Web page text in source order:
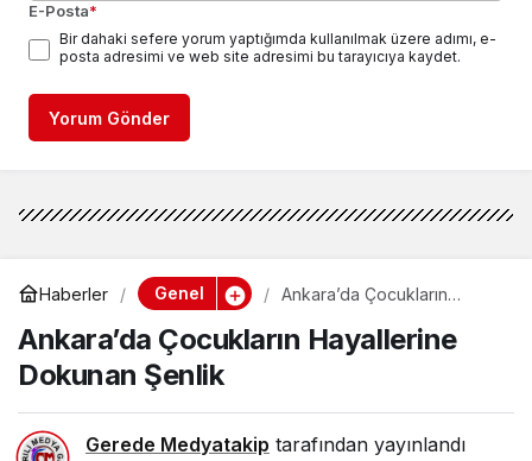
E-Posta*
Bir dahaki sefere yorum yaptığımda kullanılmak üzere adımı, e-
posta adresimi ve web site adresimi bu tarayıcıya kaydet.
Yorum Gönder
Haberler Genel
Ankara’da Çocukların
Ankara’da Çocukların Hayallerine
Dokunan Şenlik
Gerede Medyatakip tarafından yayınlandı